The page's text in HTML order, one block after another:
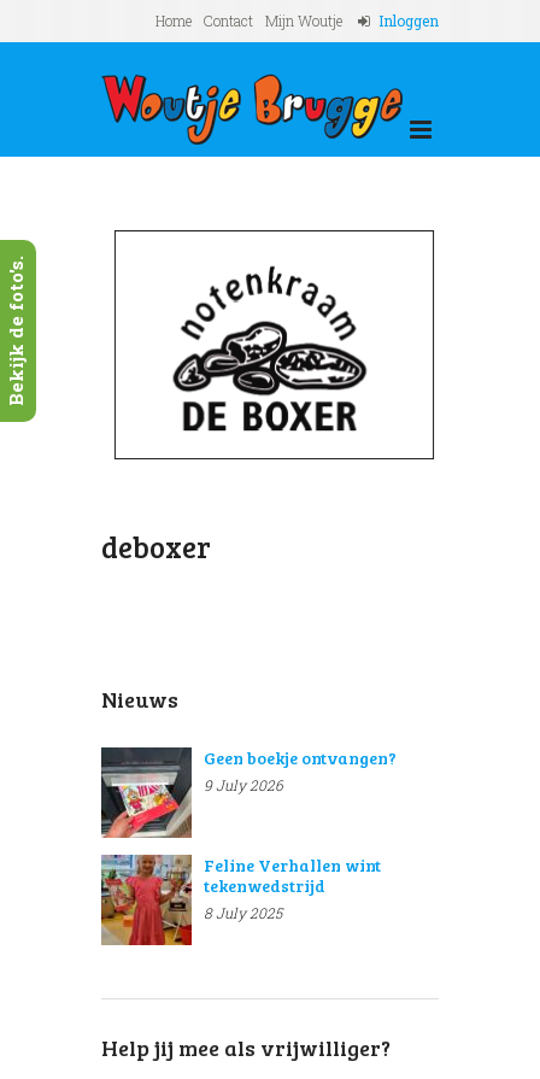
Home Contact Mijn Woutje Inloggen
deboxer
Nieuws
Geen boekje ontvangen?
9 July 2026
Feline Verhallen wint
tekenwedstrijd
8 July 2025
Help jij mee als vrijwilliger?
Bekijk de foto's.